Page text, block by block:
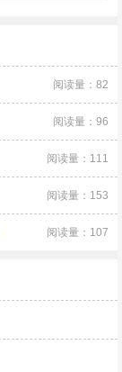
阅读量：82
阅读量：96
阅读量：111
阅读量：153
阅读量：107